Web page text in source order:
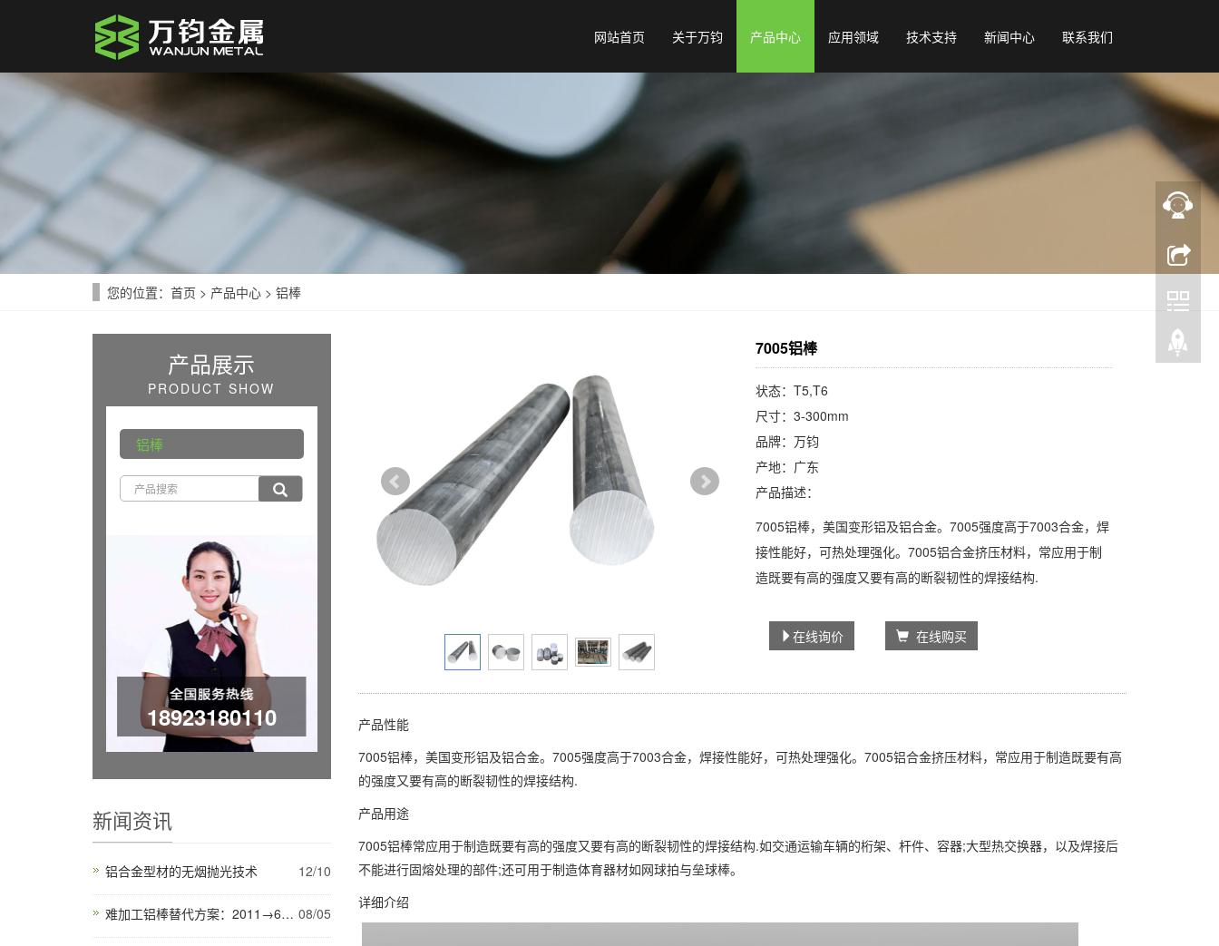
网站首页 关于万钧 产品中心 应用领域 技术支持 新闻中心 联系我们
您的位置： 首页 > 产品中心 > 铝棒
7005铝棒
状态：T5,T6
尺寸：3-300mm
品牌：万钧
产地：广东
产品描述：
7005铝棒，美国变形铝及铝合金。7005强度高于7003合金，焊
接性能好，可热处理强化。7005铝合金挤压材料，常应用于制
造既要有高的强度又要有高的断裂韧性的焊接结构.
在线询价 在线购买
产品性能
7005铝棒，美国变形铝及铝合金。7005强度高于7003合金，焊接性能好，可热处理强化。7005铝合金挤压材料，常应用于制造既要有高
的强度又要有高的断裂韧性的焊接结构.
产品用途
7005铝棒常应用于制造既要有高的强度又要有高的断裂韧性的焊接结构.如交通运输车辆的桁架、杆件、容器;大型热交换器，以及焊接后
不能进行固熔处理的部件;还可用于制造体育器材如网球拍与垒球棒。
详细介绍
产品展示
PRODUCT SHOW
铝棒
18923180110
新闻资讯
铝合金型材的无烟抛光技术 12/10
难加工铝棒替代方案：2011→6262切削效率提升40% 08/05